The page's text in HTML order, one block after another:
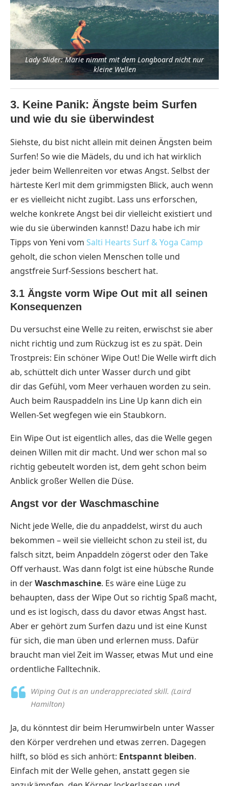
Lady Slider: Marie nimmt mit dem Longboard nicht nur
kleine Wellen
3. Keine Panik: Ängste beim Surfen
und wie du sie überwindest
Siehste, du bist nicht allein mit deinen Ängsten beim
Surfen! So wie die Mädels, du und ich hat wirklich
jeder beim Wellenreiten vor etwas Angst. Selbst der
härteste Kerl mit dem grimmigsten Blick, auch wenn
er es vielleicht nicht zugibt. Lass uns erforschen,
welche konkrete Angst bei dir vielleicht existiert und
wie du sie überwinden kannst! Dazu habe ich mir
Tipps von Yeni vom Salti Hearts Surf & Yoga Camp
geholt, die schon vielen Menschen tolle und
angstfreie Surf-Sessions beschert hat.
3.1 Ängste vorm Wipe Out mit all seinen
Konsequenzen
Du versuchst eine Welle zu reiten, erwischst sie aber
nicht richtig und zum Rückzug ist es zu spät. Dein
Trostpreis: Ein schöner Wipe Out! Die Welle wirft dich
ab, schüttelt dich unter Wasser durch und gibt
dir das Gefühl, vom Meer verhauen worden zu sein.
Auch beim Rauspaddeln ins Line Up kann dich ein
Wellen-Set wegfegen wie ein Staubkorn.
Ein Wipe Out ist eigentlich alles, das die Welle gegen
deinen Willen mit dir macht. Und wer schon mal so
richtig gebeutelt worden ist, dem geht schon beim
Anblick großer Wellen die Düse.
Angst vor der Waschmaschine
Nicht jede Welle, die du anpaddelst, wirst du auch
bekommen – weil sie vielleicht schon zu steil ist, du
falsch sitzt, beim Anpaddeln zögerst oder den Take
Off verhaust. Was dann folgt ist eine hübsche Runde
in derWaschmaschine. Es wäre eine Lüge zu
behaupten, dass der Wipe Out so richtig Spaß macht,
und es ist logisch, dass du davor etwas Angst hast.
Aber er gehört zum Surfen dazu und ist eine Kunst
für sich, die man üben und erlernen muss. Dafür
braucht man viel Zeit im Wasser, etwas Mut und eine
ordentliche Falltechnik.
Wiping Out is an underappreciated skill. (Laird
Hamilton)
Ja, du könntest dir beim Herumwirbeln unter Wasser
den Körper verdrehen und etwas zerren. Dagegen
hilft, so blöd es sich anhört: Entspannt bleiben.
Einfach mit der Welle gehen, anstatt gegen sie